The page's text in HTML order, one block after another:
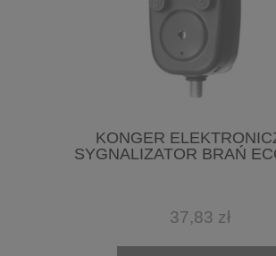
KONGER
SYGNALIZATOR BRAŃ
37,83 zł